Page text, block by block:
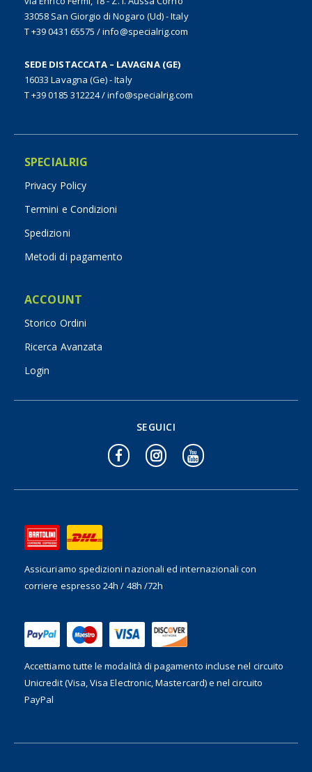
33058 San Giorgio di Nogaro (Ud) - Italy
T +39 0431 65575 /info@specialrig.com
SEDE DISTACCATA – LAVAGNA (GE)
16033 Lavagna (Ge) - Italy
T +39 0185 312224/info@specialrig.com
SPECIALRIG
Privacy Policy
Termini e Condizioni
Spedizioni
Metodi di pagamento
ACCOUNT
Storico Ordini
Ricerca Avanzata
Login
Assicuriamo spedizioni nazionali ed internazionalicon
corriere espresso 24h / 48h /72h
Accettiamo tutte le modalità di pagamento incluse nel circuito
Unicredit (Visa, Visa Electronic, Mastercard) e nel circuito
PayPal
SEGUICI